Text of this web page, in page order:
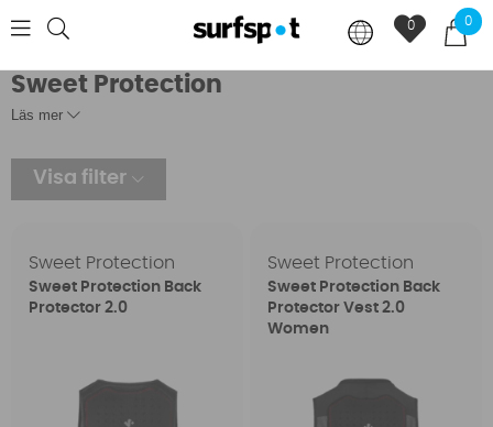
0
0
Sweet Protection
Läs mer
Visa filter
Sweet Protection
Sweet Protection Back
Protector 2.0
Sweet Protection
Sweet Protection Back
Protector Vest 2.0
Women